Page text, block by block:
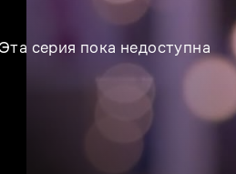
Эта серия пока недоступна